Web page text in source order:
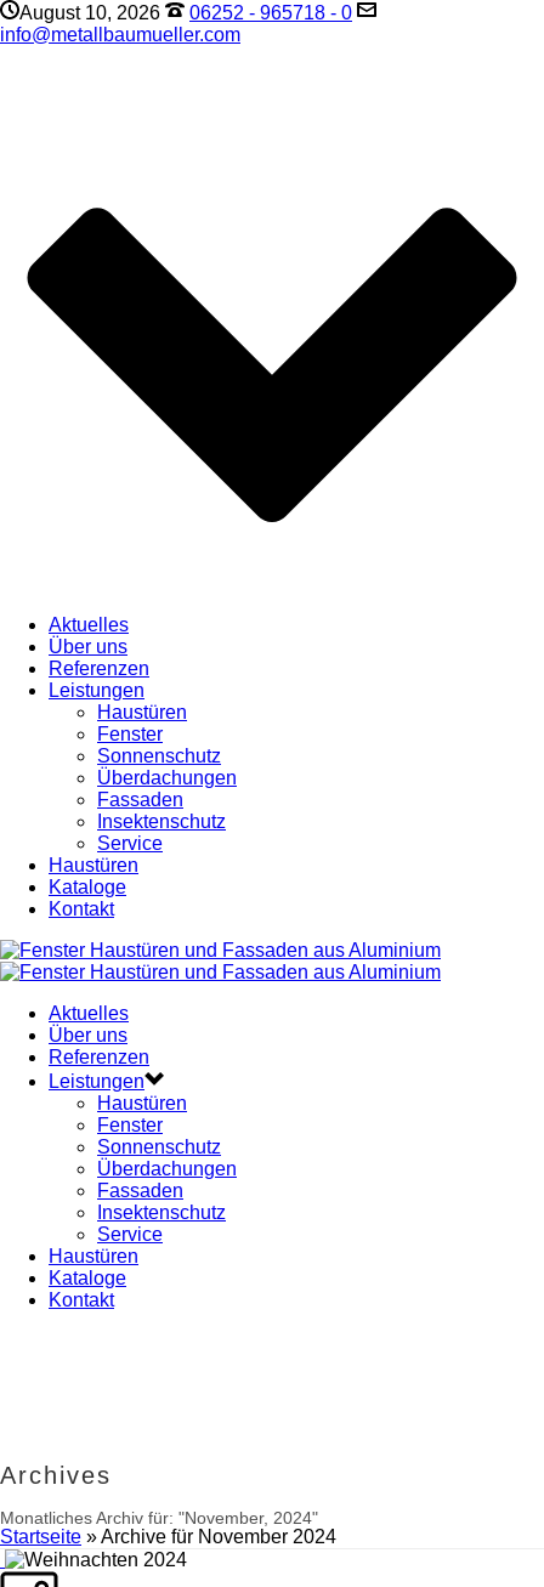
August 10, 2026
06252 - 965718 - 0
info@metallbaumueller.com
Aktuelles
Über uns
Referenzen
Leistungen
Haustüren
Fenster
Sonnenschutz
Überdachungen
Fassaden
Insektenschutz
Service
Haustüren
Kataloge
Kontakt
Aktuelles
Über uns
Referenzen
Leistungen
Haustüren
Fenster
Sonnenschutz
Überdachungen
Fassaden
Insektenschutz
Service
Haustüren
Kataloge
Kontakt
Archives
Monatliches Archiv für: "November, 2024"
Startseite »Archive für November 2024